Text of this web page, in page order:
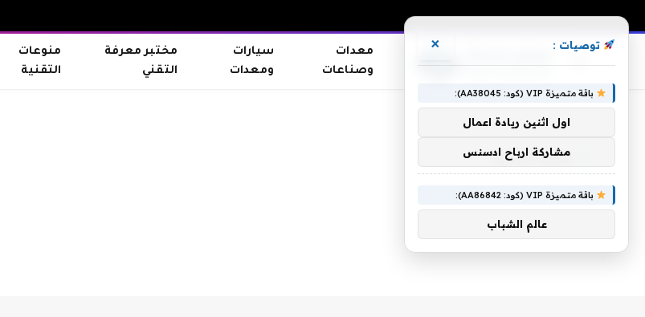
معدات
وصناعات
سيارات
ومعدات
مختبر معرفة
التقني
منوعات
التقنية
رجيم الخس
توصيات : ×
باقة متميزة VIP (كود: AA38045):
اول اثنين ريادة اعمال
مشاركة ارباح ادسنس
باقة متميزة VIP (كود: AA86842):
عالم الشباب